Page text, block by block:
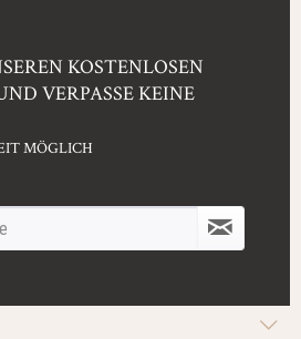
KOSTENLOSEN
VERPASSE KEINE
MÖGLICH